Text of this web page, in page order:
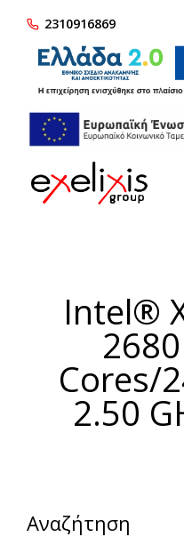
2310916869
Intel®
Cores/
2.50
Αναζήτηση